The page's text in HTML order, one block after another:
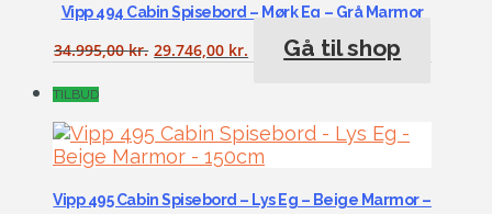
Vipp 494 Cabin Spisebord – Mørk Eg – Grå Marmor
34.995,00kr. 29.746,00 kr. Gå til shop
TILBUD
Vipp 495 Cabin Spisebord – Lys Eg – Beige Marmor –